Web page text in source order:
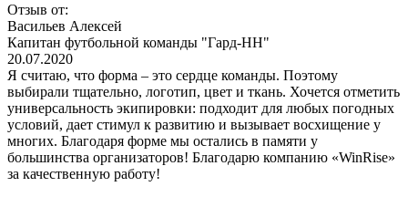
Отзыв от:
Васильев Алексей
Капитан футбольной команды "Гард-НН"
20.07.2020
Я считаю, что форма – это сердце команды. Поэтому
выбирали тщательно, логотип, цвет и ткань. Хочется отметить
универсальность экипировки: подходит для любых погодных
условий, дает стимул к развитию и вызывает восхищение у
многих. Благодаря форме мы остались в памяти у
большинства организаторов! Благодарю компанию «WinRise»
за качественную работу!